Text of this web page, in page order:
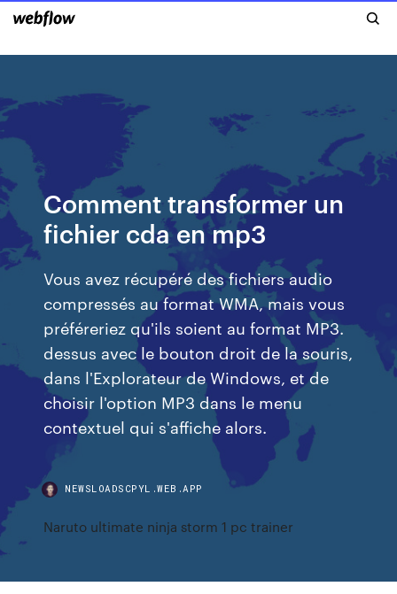
Comment transformer un
fichier cda en mp3
Vous avez récupéré des fichiers audio
compressés au format WMA, mais vous
préféreriez qu'ils soient au format MP3.
dessus avec le bouton droit de la souris,
dans l'Explorateur de Windows, et de
choisir l'option MP3 dans le menu
contextuel qui s'affiche alors.
NEWSLOADSCPYL.WEB.APP
Naruto ultimate ninja storm 1 pc trainer